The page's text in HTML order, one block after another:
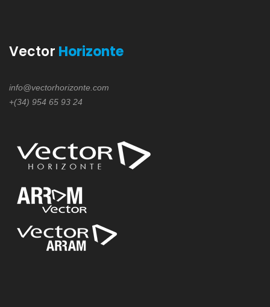
Vector Horizonte
info@vectorhorizonte.com
+(34) 954 65 93 24